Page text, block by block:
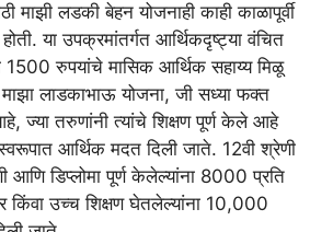
माझी लडकी बेहन योजनाही काही काळापूर्वी
या उपक्रमांतर्गत आर्थिकदृष्ट्या वंचित
1500 रुपयांचे मासिक आर्थिक सहाय्य मिळू
लाडकाभाऊ योजना, जी सध्या फक्त
ज्या तरुणांनी त्यांचे शिक्षण पूर्ण केले आहे
स्वरूपात आर्थिक मदत दिली जाते. 12वी श्रेणी
डिप्लोमा पूर्ण केलेल्यांना 8000 प्रति
किंवा उच्च शिक्षण घेतलेल्यांना 10,000